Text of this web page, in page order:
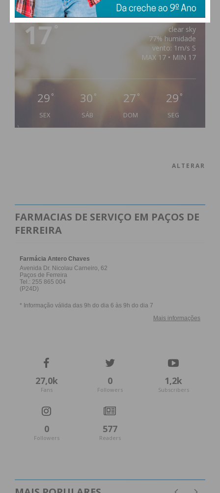
PAÇOS DE FERREIRA
17
clear sky
77% humidade
vento: 1m/s S
MAX 17 • MIN 17
29 °
SEX
30 °
SÁB
27 °
DOM
29 °
SEG
ALTERAR
FARMACIAS DE SERVIÇO EM PAÇOS DE
FERREIRA
27,0k
Fans
0
Followers
1,2k
Subscribers
0
Followers
577
Readers